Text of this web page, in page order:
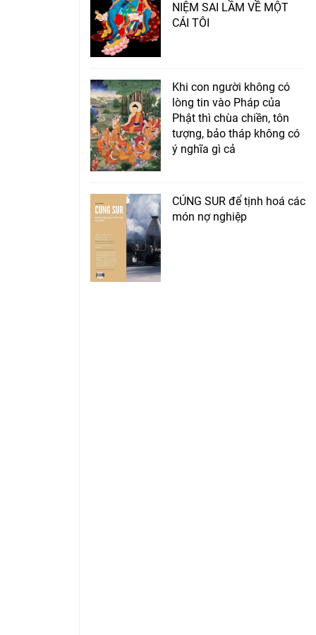
NIỆM SAI LẦM VỀ MỘT
CÁI TÔI
Khi con người không có
lòng tin vào Pháp của
Phật thì chùa chiền, tôn
tượng, bảo tháp không có
ý nghĩa gì cả
CÚNG SUR để tịnh hoá các
món nợ nghiệp